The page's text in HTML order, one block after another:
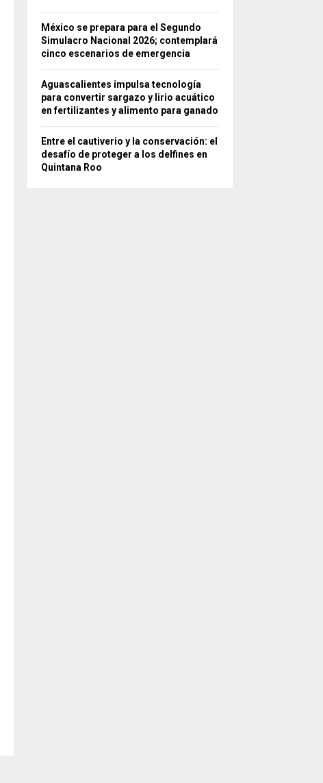
México se prepara para el Segundo
Simulacro Nacional 2026; contemplará
cinco escenarios de emergencia
Aguascalientes impulsa tecnología
para convertir sargazo y lirio acuático
en fertilizantes y alimento para ganado
Entre el cautiverio y la conservación: el
desafío de proteger a los delfines en
Quintana Roo